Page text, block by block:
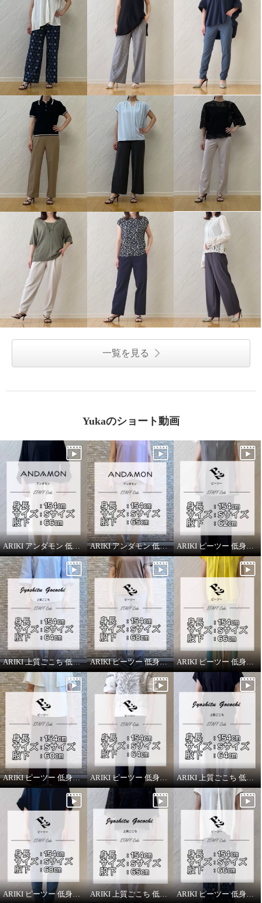
一覧を見る
Yukaのショート動画
ARIKI アンダモン 低身長スタッフがはいてみました！ ARIKI アンダモン 低身長スタッフがはいてみました！ ARIKI ピーツー 低身長スタッフがはいてみました！
ARIKI 上質ごこち 低身長スタッフがはいてみました！ ARIKI ピーツー 低身長スタッフがはいてみました！ ARIKI ピーツー 低身長スタッフがはいてみました！
ARIKI ピーツー 低身長スタッフがはいてみました！ ARIKI ピーツー 低身長スタッフがはいてみました！ ARIKI 上質ごこち 低身長スタッフがはいてみました！
ARIKI ピーツー 低身長スタッフがはいてみました！ ARIKI 上質ごこち 低身長スタッフがはいてみました！ ARIKI ピーツー 低身長スタッフがはいてみました！